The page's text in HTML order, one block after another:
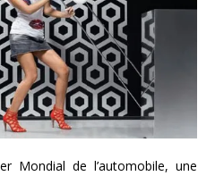
Mondial de l’automobile, une